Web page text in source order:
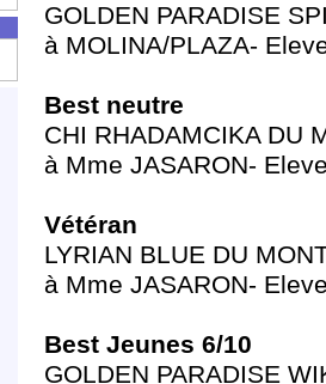
GOLDEN PARADISE
à MOLINA/PLAZA-
Best neutre
CHI RHADAMCIKA DU
à Mme JASARON-
Vétéran
LYRIAN BLUE DU
à Mme JASARON-
Best Jeunes 6/10
GOLDEN PARADISE